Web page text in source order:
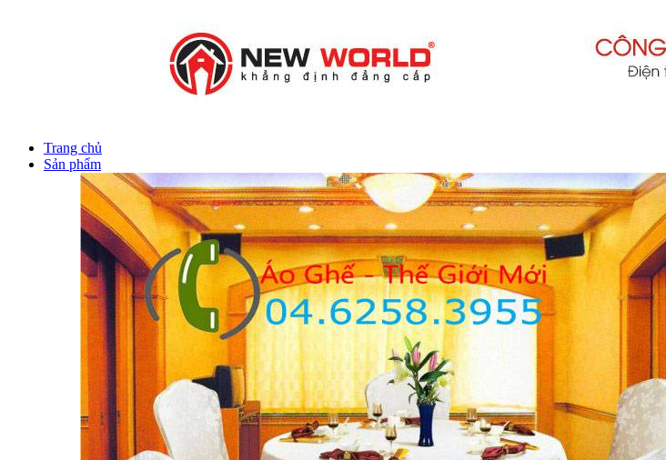
Trang chủ
Sản phẩm